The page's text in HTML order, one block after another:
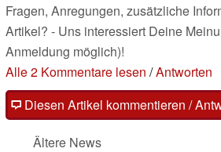
Fragen, Anregungen, zusätzliche
Artikel? - Uns interessiert Deine
Anmeldung möglich)!
Alle 2 Kommentare lesen /Antworten
Diesen Artikel kommentieren /
Ältere News